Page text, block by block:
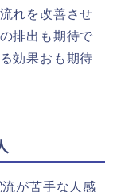
れを改善させ
排出も期待で
効果おも期待
が苦手な人感